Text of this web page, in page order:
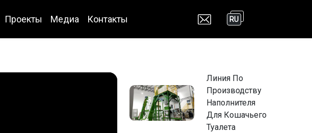
Проекты Медиа Контакты RU
Линия По
Производству
Наполнителя
Для Кошачьего
Туалета